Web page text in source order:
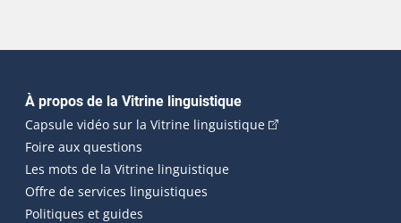
Navigation principale
À propos de la Vitrine linguistique
Capsule vidéo sur la Vitrine linguistique(Cet hyperlien
Foire aux questions
Les mots de la Vitrine linguistique
Offre de services linguistiques
Politiques et guides